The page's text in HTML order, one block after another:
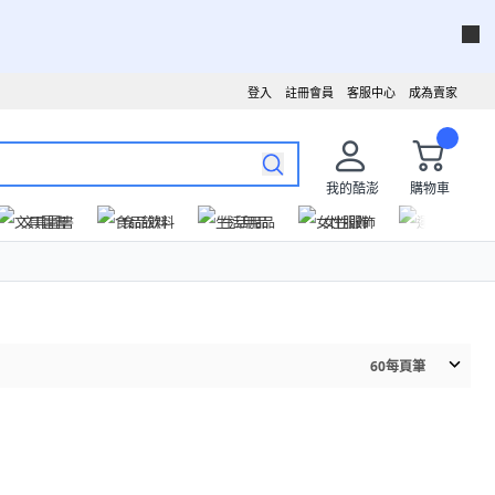
成為賣家
客服中心
註冊會員
登入
我的酷澎
購物車
文具圖書
食品飲料 生活用品 女性服飾
60每頁筆